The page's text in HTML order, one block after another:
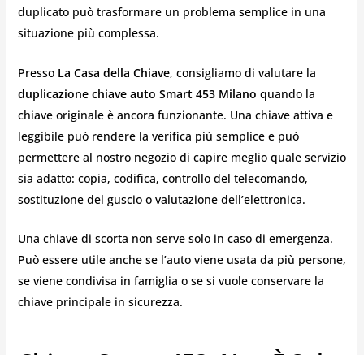
duplicato può trasformare un problema semplice in una
situazione più complessa.
Presso La Casa della Chiave, consigliamo di valutare la
duplicazione chiave auto Smart 453 Milano quando la
chiave originale è ancora funzionante. Una chiave attiva e
leggibile può rendere la verifica più semplice e può
permettere al nostro negozio di capire meglio quale servizio
sia adatto: copia, codifica, controllo del telecomando,
sostituzione del guscio o valutazione dell’elettronica.
Una chiave di scorta non serve solo in caso di emergenza.
Può essere utile anche se l’auto viene usata da più persone,
se viene condivisa in famiglia o se si vuole conservare la
chiave principale in sicurezza.